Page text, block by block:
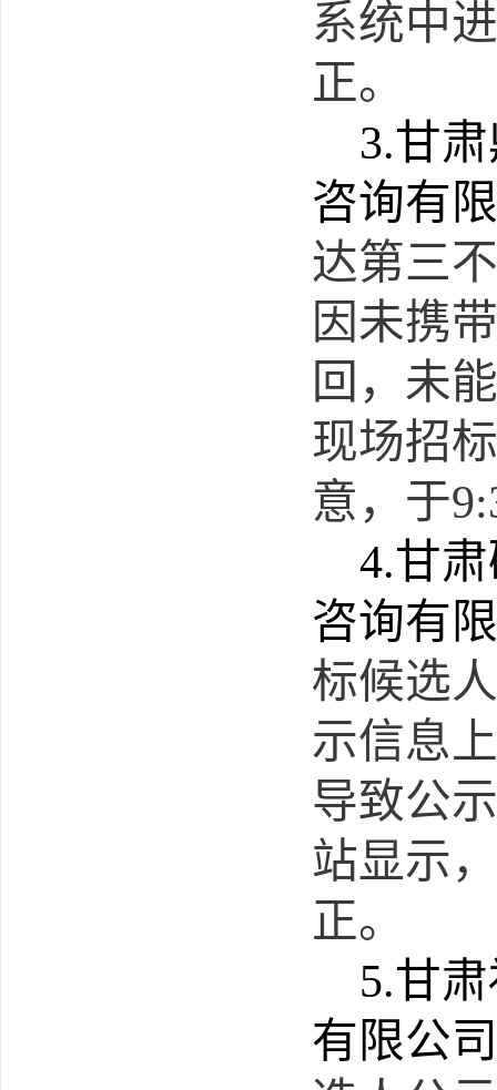
系统中
正。
3.甘
咨询有
达第三
因未携
回，未
现场招
意，于
4.甘
咨询有
标候选
示信息
导致公
站显示
正。
5.甘
有限公司